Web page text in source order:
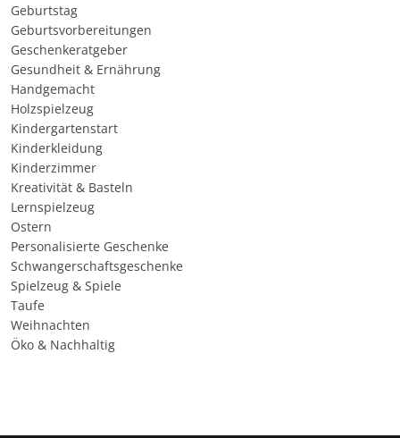
Geburtstag
Geburtsvorbereitungen
Geschenkeratgeber
Gesundheit & Ernährung
Handgemacht
Holzspielzeug
Kindergartenstart
Kinderkleidung
Kinderzimmer
Kreativität & Basteln
Lernspielzeug
Ostern
Personalisierte Geschenke
Schwangerschaftsgeschenke
Spielzeug & Spiele
Taufe
Weihnachten
Öko & Nachhaltig